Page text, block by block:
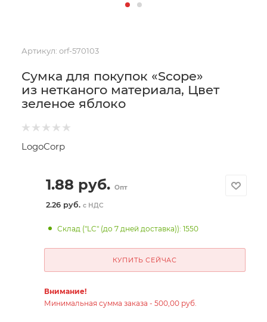
Артикул: orf-570103
Сумка для покупок «Scope»
из нетканого материала, Цвет
зеленое яблоко
LogoCorp
1.88 руб. Опт
2.26 руб. с НДС
Склад ("LC" (до 7 дней доставка)): 1550
КУПИТЬ СЕЙЧАС
Внимание!
Минимальная сумма заказа - 500,00 руб.